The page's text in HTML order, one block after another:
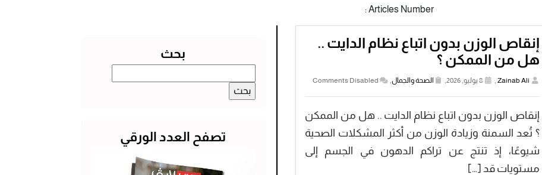
Articles Number :
إنقاص الوزن بدون اتباع نظام الدايت ..
هل من الممكن ؟
Zainab Ali
, 8 يوليو, 2026, الصحة والجمال,
Comments Disabled
إنقاص الوزن بدون اتباع نظام الدايت .. هل من الممكن
؟ تُعد السمنة وزيادة الوزن من أكثر المشكلات الصحية
شيوعًا، إذ تنتج عن تراكم الدهون في الجسم إلى
مستويات قد […]
بحث
عن:
تصفح العدد الورقي